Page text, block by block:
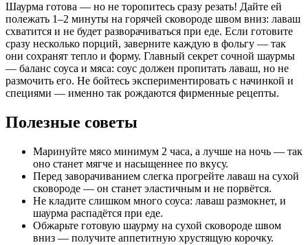
Шаурма готова — но не торопитесь сразу резать! Дайте ей
полежать 1–2 минуты на горячей сковороде швом вниз: лаваш
схватится и не будет разворачиваться при еде. Если готовите
сразу несколько порций, заверните каждую в фольгу — так
они сохранят тепло и форму. Главный секрет сочной шаурмы
— баланс соуса и мяса: соус должен пропитать лаваш, но не
размочить его. Не бойтесь экспериментировать с начинкой и
специями — именно так рождаются фирменные рецепты.
Полезные советы
Маринуйте мясо минимум 2 часа, а лучше на ночь — так
оно станет мягче и насыщеннее по вкусу.
Перед заворачиванием слегка прогрейте лаваш на сухой
сковороде — он станет эластичным и не порвётся.
Не кладите слишком много соуса: лаваш размокнет, и
шаурма распадётся при еде.
Обжарьте готовую шаурму на сухой сковороде швом
вниз — получите аппетитную хрустящую корочку.